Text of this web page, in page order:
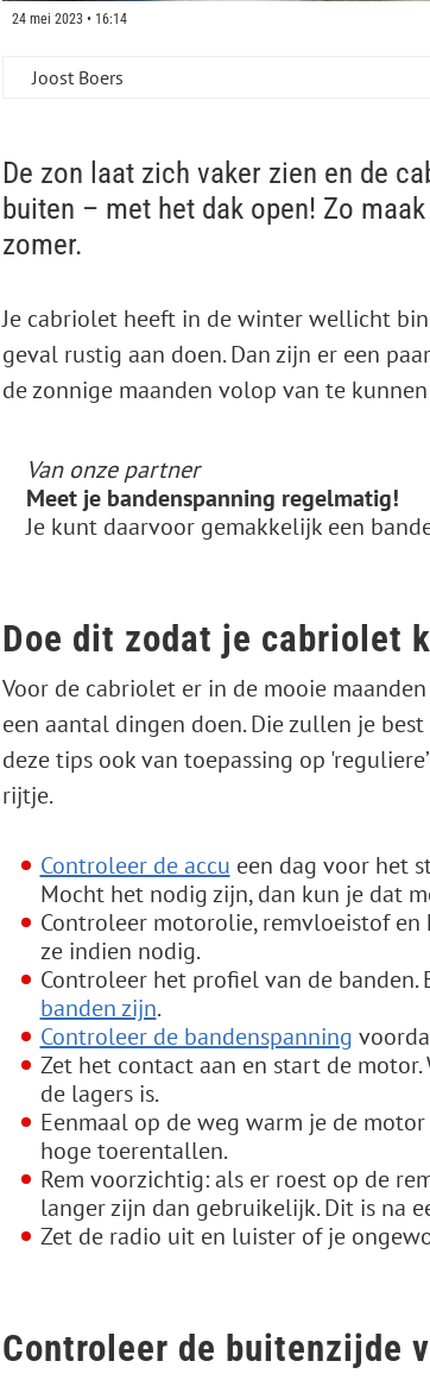
24 mei 2023 • 16:14
Joost Boers
De zon laat zich vaker zien en de
buiten – met het dak open! Zo
zomer.
Je cabriolet heeft in de winter wellicht
geval rustig aan doen. Dan zijn er een
de zonnige maanden volop van te
Van onze partner
Meet je bandenspanning regelmatig!
Je kunt daarvoor gemakkelijk een
Doe dit zodat je cabriolet
Voor de cabriolet er in de mooie
een aantal dingen doen. Die zullen je
deze tips ook van toepassing op
rijtje.
Controleer de accu een dag voor het
Mocht het nodig zijn, dan kun je dat
Controleer motorolie, remvloeistof
ze indien nodig.
Controleer het profiel van de banden.
banden zijn.
Controleer de bandenspanning
Zet het contact aan en start de
de lagers is.
Eenmaal op de weg warm je de
hoge toerentallen.
Rem voorzichtig: als er roest op de
langer zijn dan gebruikelijk. Dit is na
Zet de radio uit en luister of je
Controleer de buitenzijde